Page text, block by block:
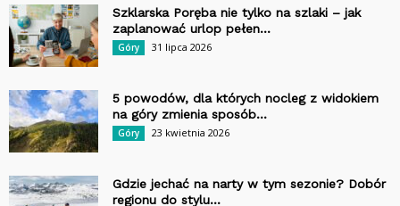
Szklarska Poręba nie tylko na szlaki – jak
zaplanować urlop pełen...
Góry 31 lipca 2026
5 powodów, dla których nocleg z widokiem
na góry zmienia sposób...
Góry 23 kwietnia 2026
Gdzie jechać na narty w tym sezonie? Dobór
regionu do stylu...